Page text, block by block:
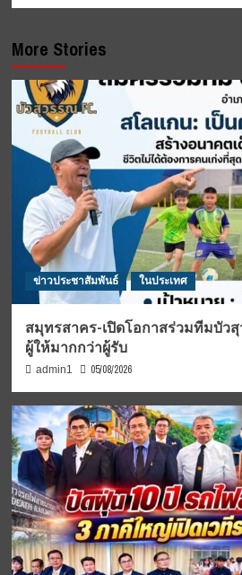
More Stories
ข่าวประชาสัมพันธ์ ในประเทศ
สมุทรสาคร-เปิดโอกาสร่วมทีมบัว
ผู้ให้มากกว่าผู้รับ
admin1 05/08/2026